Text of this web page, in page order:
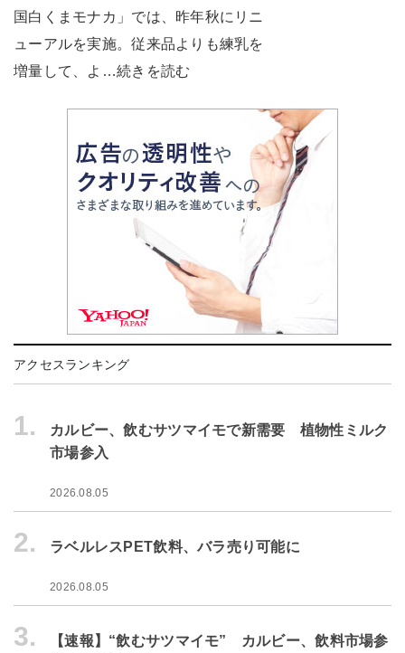
国白くまモナカ」では、昨年秋にリニ
ューアルを実施。従来品よりも練乳を
増量して、よ…続きを読む
アクセスランキング
1.
カルビー、飲むサツマイモで新需要 植物性ミルク
市場参入
2026.08.05
2. ラベルレスPET飲料、バラ売り可能に
2026.08.05
3.
【速報】“飲むサツマイモ” カルビー、飲料市場参